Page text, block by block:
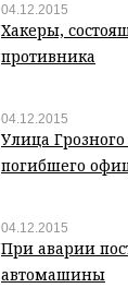
04.12.2015
Хакеры,
противника
04.12.2015
Улица Грозного
погибшего
04.12.2015
При аварии
автомашины